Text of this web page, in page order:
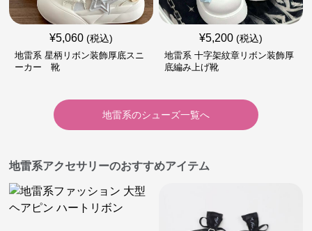
¥5,060 (税込)
地雷系 星柄リボン装飾厚底スニ
ーカー 靴
¥5,200 (税込)
地雷系 十字架紋章リボン装飾厚
底編み上げ靴
地雷系のシューズ一覧へ
地雷系アクセサリーのおすすめアイテム